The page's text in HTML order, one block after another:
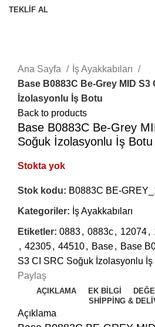
TEKLİF AL
Ana Sayfa
İş Ayakkabıları
Base B0883C Be-Grey MID S3
İzolasyonlu İş Botu
Back to products
Base B0883C Be-Grey
Soğuk İzolasyonlu İş Botu
Stokta yok
Stok kodu: B0883C BE-
Kategoriler: İş Ayakkabıları
Etiketler: 0883, 0883c, 12074,
, 42305, 44510, Base, Base
S3 CI SRC Soğuk İzolasyonlu İş
Paylaş
AÇIKLAMA EK BILGI
SHIPPING &
Açıklama